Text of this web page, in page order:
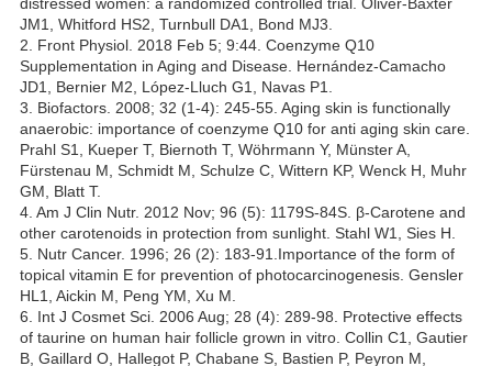
distressed women: a randomized controlled trial. Oliver-Baxter
JM1, Whitford HS2, Turnbull DA1, Bond MJ3.
2. Front Physiol. 2018 Feb 5; 9:44. Coenzyme Q10
Supplementation in Aging and Disease. Hernández-Camacho
JD1, Bernier M2, López-Lluch G1, Navas P1.
3. Biofactors. 2008; 32 (1-4): 245-55. Aging skin is functionally
anaerobic: importance of coenzyme Q10 for anti aging skin care.
Prahl S1, Kueper T, Biernoth T, Wöhrmann Y, Münster A,
Fürstenau M, Schmidt M, Schulze C, Wittern KP, Wenck H, Muhr
GM, Blatt T.
4. Am J Clin Nutr. 2012 Nov; 96 (5): 1179S-84S. β-Carotene and
other carotenoids in protection from sunlight. Stahl W1, Sies H.
5. Nutr Cancer. 1996; 26 (2): 183-91.Importance of the form of
topical vitamin E for prevention of photocarcinogenesis. Gensler
HL1, Aickin M, Peng YM, Xu M.
6. Int J Cosmet Sci. 2006 Aug; 28 (4): 289-98. Protective effects
of taurine on human hair follicle grown in vitro. Collin C1, Gautier
B, Gaillard O, Hallegot P, Chabane S, Bastien P, Peyron M,